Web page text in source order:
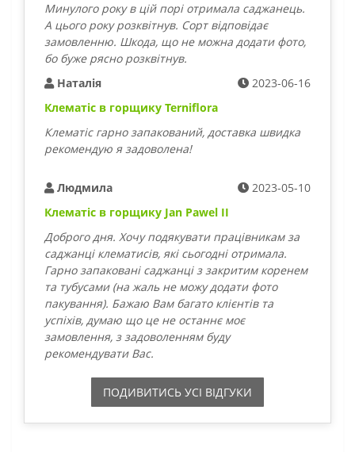
Минулого року в цій порі отримала саджанець.
А цього року розквітнув. Сорт відповідає
замовленню. Шкода, що не можна додати фото,
бо буже рясно розквітнув.
Наталія
2023-06-16
Клематіс в горщику Terniflora
Клематіс гарно запакований, доставка швидка
рекомендую я задоволена!
Людмила
2023-05-10
Клематіс в горщику Jan Pawel II
Доброго дня. Хочу подякувати працівникам за
саджанці клематисів, які сьогодні отримала.
Гарно запаковані саджанці з закритим коренем
та тубусами (на жаль не можу додати фото
пакування). Бажаю Вам багато клієнтів та
успіхів, думаю що це не останнє моє
замовлення, з задоволенням буду
рекомендувати Вас.
ПОДИВИТИСЬ УСI ВIДГУКИ